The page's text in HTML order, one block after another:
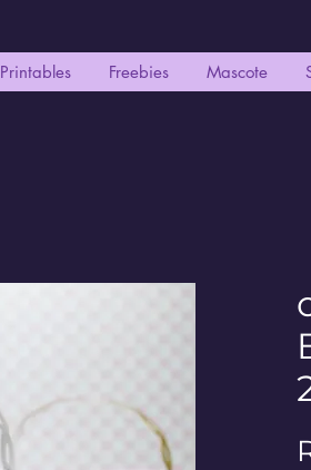
Printables Freebies Mascote